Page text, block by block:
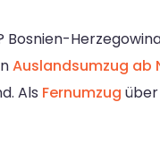
Bosnien-
Auslandsumzug ab
Als Fernumzug